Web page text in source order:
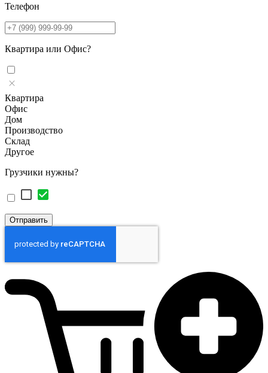
Телефон
Квартира или Офис?
Квартира
Офис
Дом
Производство
Склад
Другое
Грузчики нужны?
Отправить